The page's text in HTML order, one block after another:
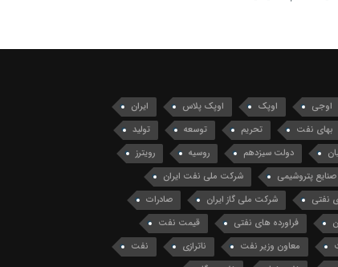
اوجی اوپک اوپک پلاس
ایران
بهای نفت تحریم توسعه
تولید
دولت سیزدهم روسیه
رویترز
پتروشیمی
شرکت ملی نفت ایران
نفتی
شرکت ملی گاز ایران
صادرات
فراورده های نفتی
قیمت نفت
معاون وزیر نفت ناترازی
نفت
نفت نما نفت و گاز